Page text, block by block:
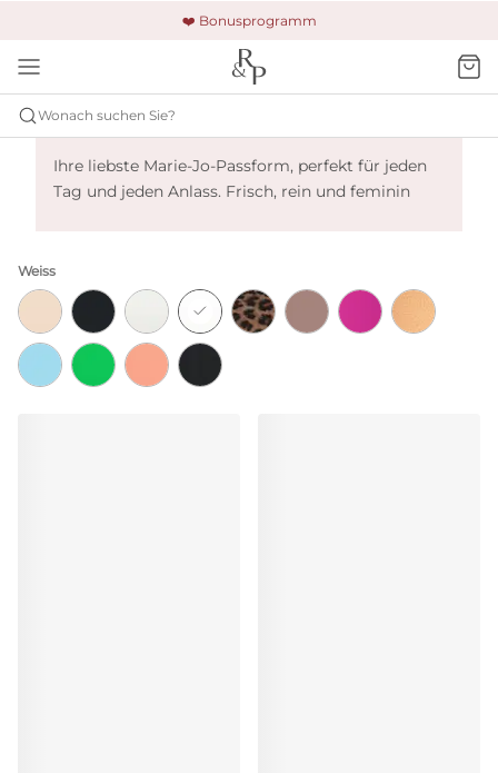
❤️ Bonusprogramm
🚚 Kostenloser Versand und Rückgabe
🔒 Gesicherte Zahlung
Wonach suchen Sie?
Marie Jo Tom - Weiss
Ihre liebste Marie-Jo-Passform, perfekt für jeden
Tag und jeden Anlass. Frisch, rein und feminin
Weiss